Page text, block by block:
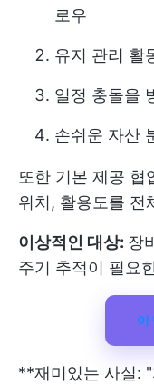
로우
유지 관리 활
일정 충돌을
손쉬운 자산
또한 기본 제공 협
위치, 활용도를 전
이상적인 대상: 장
주기 추적이 필요
이
**재미있는 사실: